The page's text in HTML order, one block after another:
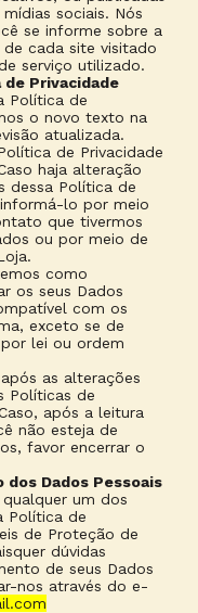
sociais. Nós
se informe sobre a
cada site visitado
serviço utilizado.
Privacidade
Política de
o novo texto na
atualizada.
de Privacidade
haja alteração
dessa Política de
lo por meio
que tivermos
ou por meio de
como
os seus Dados
com os
exceto se de
lei ou ordem
as alterações
Políticas de
após a leitura
não esteja de
favor encerrar o
Dados Pessoais
um dos
Política de
de Proteção de
dúvidas
de seus Dados
nos através do e-